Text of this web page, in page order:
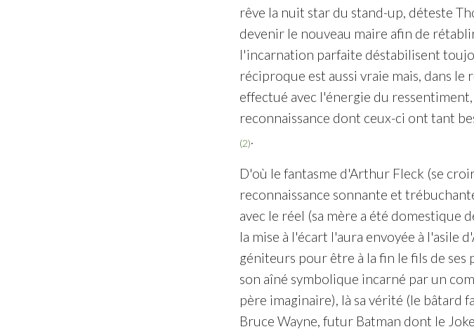
rêve la nuit star du stand-up, déteste
devenir le nouveau maire afin de
l'incarnation parfaite déstabilisent
réciproque est aussi vraie mais, dans
effectué avec l'énergie du
reconnaissance dont ceux-ci ont tant
(2).
D'où le fantasme d'Arthur Fleck (se
reconnaissance sonnante et
avec le réel (sa mère a été domestique
la mise à l'écart l'aura envoyée à l'asile
géniteurs pour être à la fin le fils de
son aîné symbolique incarné par un
père imaginaire), là sa vérité (le bâtard
Bruce Wayne, futur Batman dont le